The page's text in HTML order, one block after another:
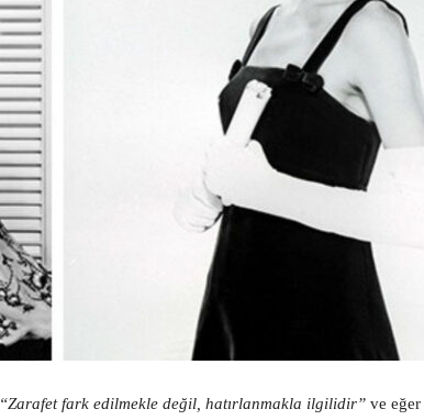
“Zarafet fark edilmekle değil, hatırlanmakla ilgilidir” ve eğer